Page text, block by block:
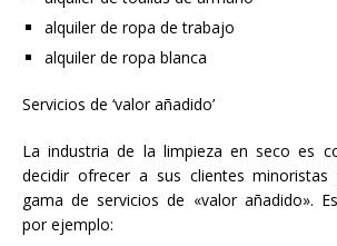
alquiler de ropa de trabajo
alquiler de ropa blanca
Servicios de ‘valor añadido’
La industria de la limpieza en seco es
decidir ofrecer a sus clientes minoristas
gama de servicios de «valor añadido».
por ejemplo: